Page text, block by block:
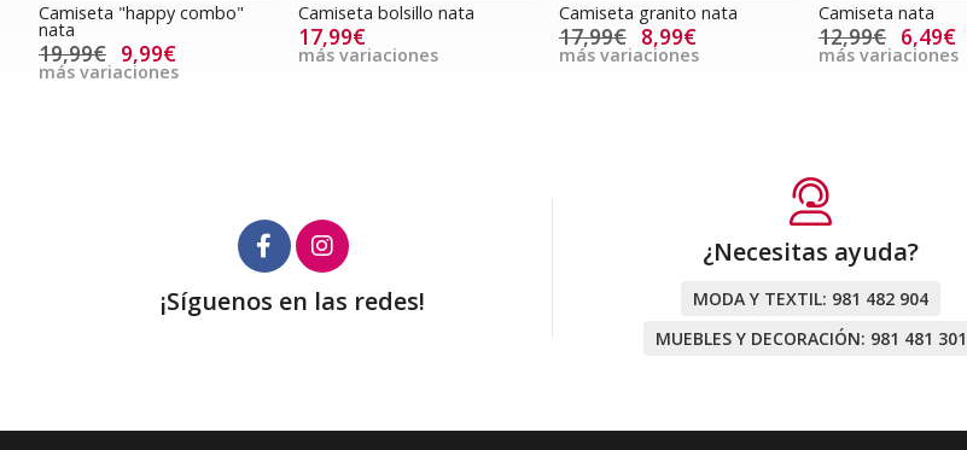
Camiseta "happy combo"
nata
19,99€ 9,99€
más variaciones
Camiseta bolsillo nata
17,99€
más variaciones
Camiseta granito nata
17,99€ 8,99€
más variaciones
Camiseta nata
12,99€ 6,49€
más variaciones
¡Síguenos en las redes!
¿Necesitas ayuda?
MODA Y TEXTIL: 981 482 904
MUEBLES Y DECORACIÓN: 981 481 301